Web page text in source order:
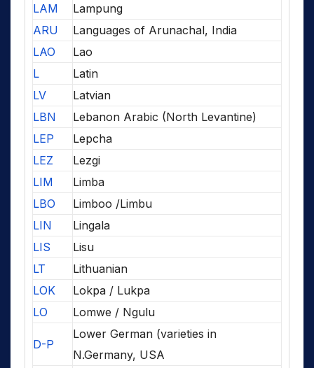
LAM
Lampung
ARU
Languages of Arunachal, India
LAO
Lao
L
Latin
LV
Latvian
LBN
Lebanon Arabic (North Levantine)
LEP
Lepcha
LEZ
Lezgi
LIM
Limba
LBO
Limboo /Limbu
LIN
Lingala
LIS
Lisu
LT
Lithuanian
LOK
Lokpa / Lukpa
LO
Lomwe / Ngulu
D-P
Lower German (varieties in
N.Germany, USA